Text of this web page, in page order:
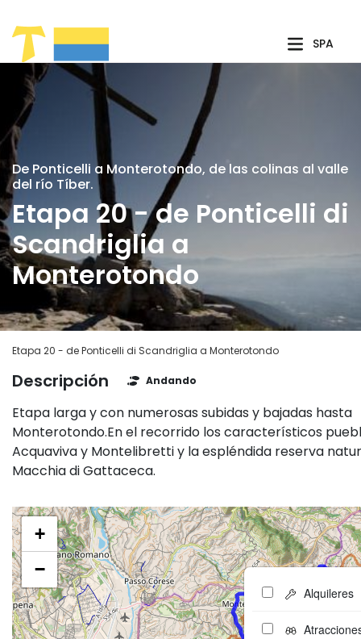
SPA
De Ponticelli a Monterotondo, de las colinas al valle
del río Tíber.
Etapa 20 - de Ponticelli di
Scandriglia a
Monterotondo
Etapa 20 - de Ponticelli di Scandriglia a Monterotondo
Descripción Andando
Etapa larga y con numerosas subidas y bajadas hasta
Monterotondo.En el recorrido los característicos
Acquaviva y Montelibretti y la espléndida reserva
Macchia di Gattaceca.
+
−
Alquileres